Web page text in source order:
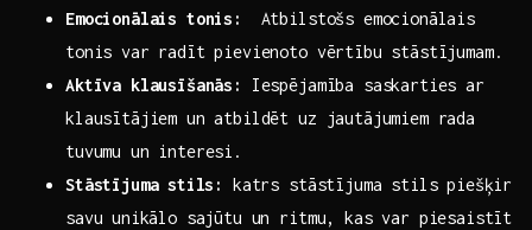
Emocionālais tonis:
‍ Atbilstošs emocionālais
tonis var‌ radīt pievienoto vērtību stāstījumam.
Aktīva klausīšanās:
Iespējamība saskarties ar​
klausītājiem un atbildēt uz jautājumiem rada
tuvumu un interesi.
Stāstījuma⁢ stils:
katrs stāstījuma stils piešķir
savu ⁣unikālo sajūtu un ritmu, kas var piesaistīt